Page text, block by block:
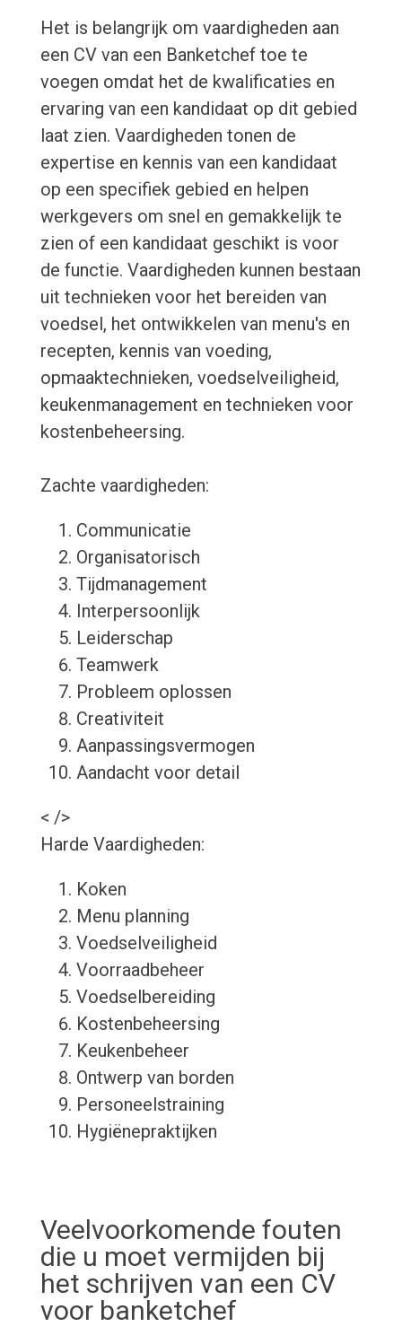
Het is belangrijk om vaardigheden aan
een CV van een Banketchef toe te
voegen omdat het de kwalificaties en
ervaring van een kandidaat op dit gebied
laat zien. Vaardigheden tonen de
expertise en kennis van een kandidaat
op een specifiek gebied en helpen
werkgevers om snel en gemakkelijk te
zien of een kandidaat geschikt is voor
de functie. Vaardigheden kunnen bestaan
uit technieken voor het bereiden van
voedsel, het ontwikkelen van menu's en
recepten, kennis van voeding,
opmaaktechnieken, voedselveiligheid,
keukenmanagement en technieken voor
kostenbeheersing.
Zachte vaardigheden:
Communicatie
Organisatorisch
Tijdmanagement
Interpersoonlijk
Leiderschap
Teamwerk
Probleem oplossen
Creativiteit
Aanpassingsvermogen
Aandacht voor detail
< />
Harde Vaardigheden:
Koken
Menu planning
Voedselveiligheid
Voorraadbeheer
Voedselbereiding
Kostenbeheersing
Keukenbeheer
Ontwerp van borden
Personeelstraining
Hygiënepraktijken
Veelvoorkomende fouten
die u moet vermijden bij
het schrijven van een CV
voor banketchef